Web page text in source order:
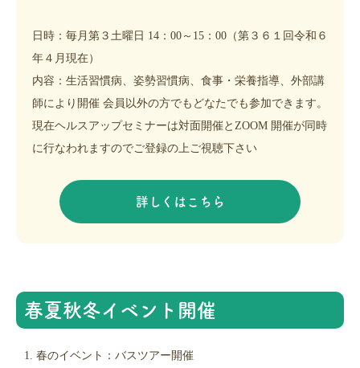
日時：毎月第３土曜日 14：00～15：00（第３６１回令和６
年４月現在）
内容：生活習慣病、姿勢習慣病、食事・栄養指導、外部講
師により開催 会員以外の方でもどなたでも参加できます。
現在ヘルスアップセミナーは対面開催とZOOM 開催が同時
に行なわれますのでご登録の上ご視聴下さい
詳しくはこちら
春夏秋冬イベント開催
春のイベント：バスツアー開催